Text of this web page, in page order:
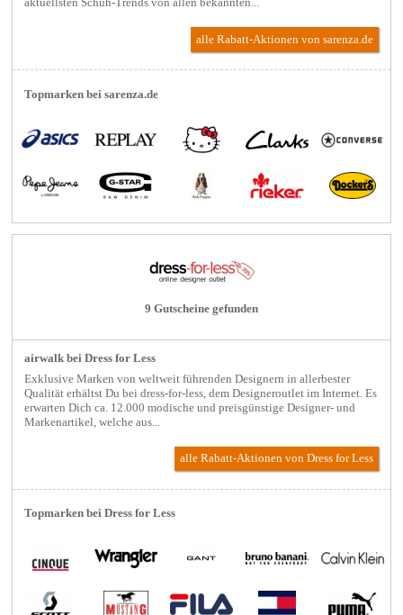
aktuellsten Schuh-Trends von allen bekannten...
alle Rabatt-Aktionenvon sarenza.de
Topmarken bei sarenza.de
9 Gutscheine gefunden
airwalk bei Dress for Less
Exklusive Marken von weltweit führenden Designern in allerbester
Qualität erhältst Du bei dress-for-less, dem Designeroutlet im Internet. Es
erwarten Dich ca. 12.000 modische und preisgünstige Designer- und
Markenartikel, welche aus...
alle Rabatt-Aktionenvon Dress for Less
Topmarken bei Dress for Less